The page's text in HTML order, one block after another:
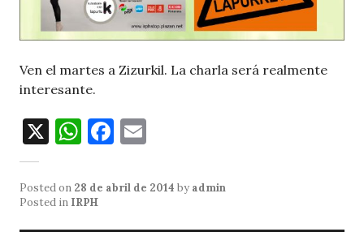
Ven el martes a Zizurkil. La charla será realmente
interesante.
X W
at
s
F
c ai
Posted on 28 de abril de 2014 by admin
Posted in IRPH